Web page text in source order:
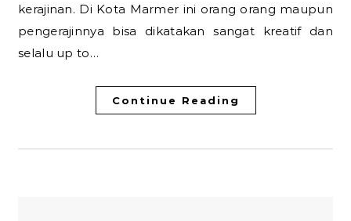
kerajinan. Di Kota Marmer ini orang orang maupun
pengerajinnya bisa dikatakan sangat kreatif dan
selalu up to…
Continue Reading